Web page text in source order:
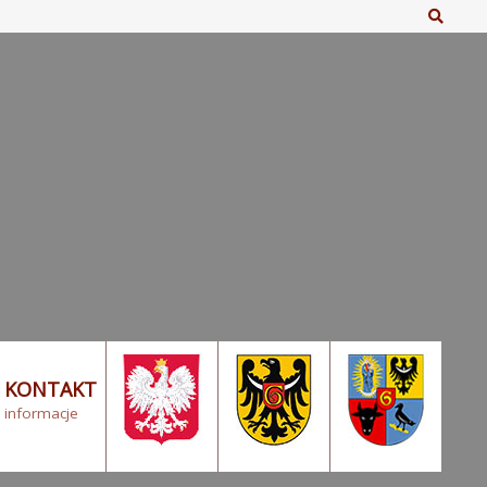
Szukaj
KONTAKT
informacje